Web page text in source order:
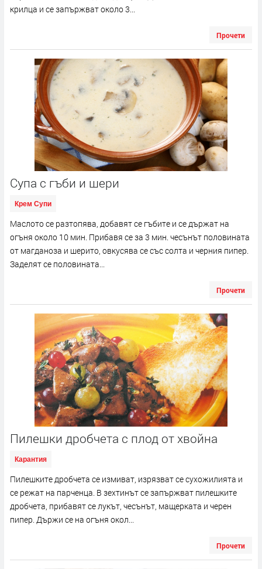
крилца и се запържват около 3...
Прочети
Супа с гъби и шери
Крем Супи
Маслото се разтопява, добавят се гъбите и се държат на
огъня около 10 мин. Прибавя се за 3 мин. чесънът половината
от магданоза и шерито, овкусява се със солта и черния пипер.
Заделят се половината...
Прочети
Пилешки дробчета с плод от хвойна
Карантия
Пилешките дробчета се измиват, изрязват се сухожилията и
се режат на парченца. В зехтинът се запържват пилешките
дробчета, прибавят се лукът, чесънът, мащерката и черен
пипер. Държи се на огъня окол...
Прочети